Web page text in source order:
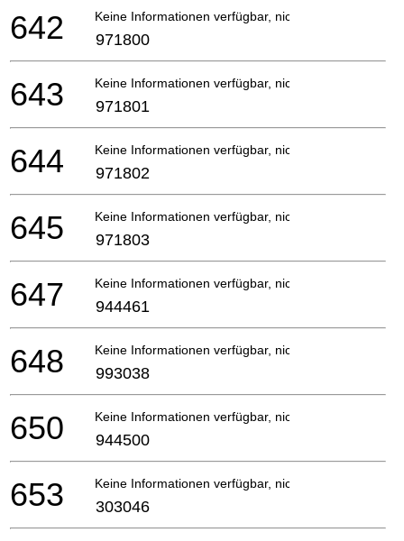
Keine Informationen verfügbar, nicht bestellbar
642 971800
Keine Informationen verfügbar, nicht bestellbar
643 971801
Keine Informationen verfügbar, nicht bestellbar
644 971802
Keine Informationen verfügbar, nicht bestellbar
645 971803
Keine Informationen verfügbar, nicht bestellbar
647 944461
Keine Informationen verfügbar, nicht bestellbar
648 993038
Keine Informationen verfügbar, nicht bestellbar
650 944500
Keine Informationen verfügbar, nicht bestellbar
653 303046